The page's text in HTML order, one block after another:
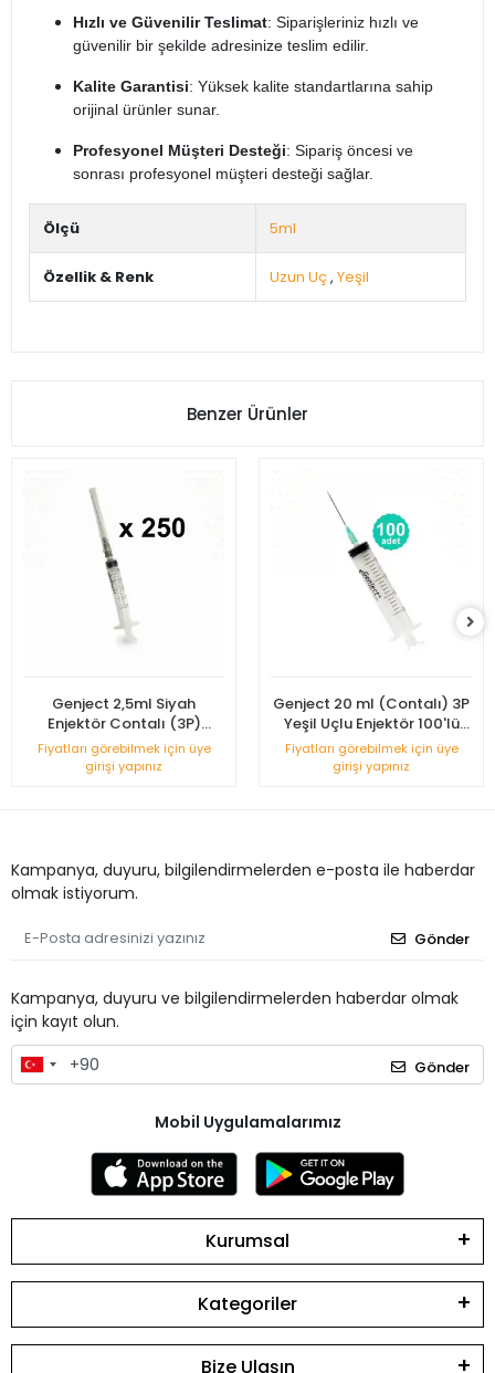
Hızlı ve Güvenilir Teslimat: Siparişleriniz hızlı ve
güvenilir bir şekilde adresinize teslim edilir.
Kalite Garantisi: Yüksek kalite standartlarına sahip
orijinal ürünler sunar.
Profesyonel Müşteri Desteği: Sipariş öncesi ve
sonrası profesyonel müşteri desteği sağlar.
Ölçü 5ml
Özellik & Renk Uzun Uç, Yeşil
Benzer Ürünler
Genject 2,5ml Siyah
Enjektör Contalı (3P)
22G/38mm - 250'li Kutu
Fiyatları görebilmek için üye
girişi yapınız
Genject 20 ml (Contalı) 3P
Yeşil Uçlu Enjektör 100'lü
Kutu
Fiyatları görebilmek için üye
girişi yapınız
Kampanya, duyuru, bilgilendirmelerden e-posta ile haberdar
olmak istiyorum.
Gönder
Kampanya, duyuru ve bilgilendirmelerden haberdar olmak
için kayıt olun.
Gönder
Mobil Uygulamalarımız
Kurumsal
Kategoriler
Bize Ulaşın